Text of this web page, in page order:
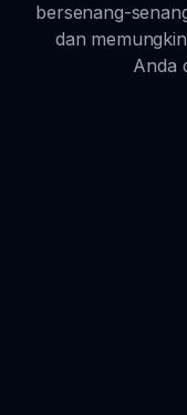
bersenang-
dan
Anda